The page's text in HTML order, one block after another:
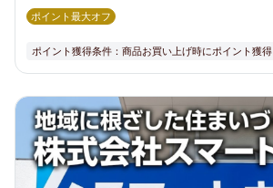
ポイント最大オフ
ポイント獲得条件：商品お買い上げ時にポイント獲得